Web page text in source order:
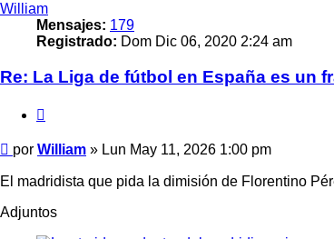
William
Mensajes: 179
Registrado: Dom Dic 06, 2020 2:24 am
Re: La Liga de fútbol en España es un
Mensaje
por William » Lun May 11, 2026 1:00 pm
El madridista que pida la dimisión de Florentino
Adjuntos